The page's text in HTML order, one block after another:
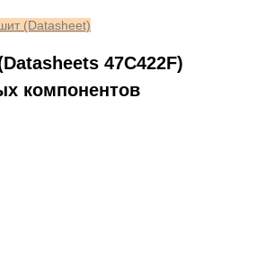
(Datasheet)
47C422F)
компонентов